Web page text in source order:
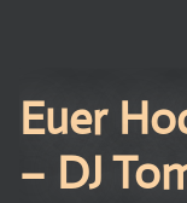
Euer
– DJ